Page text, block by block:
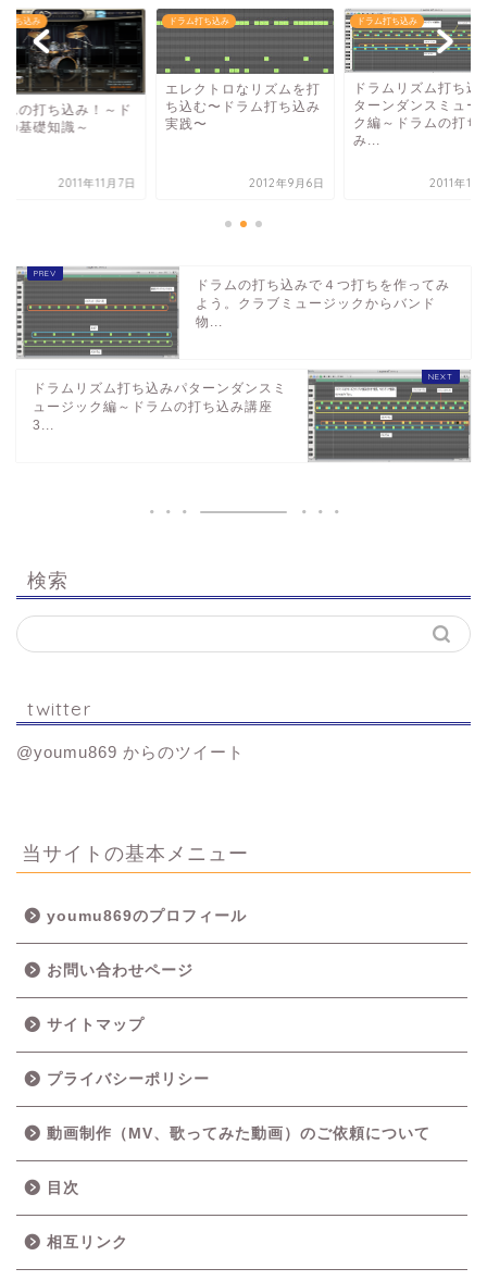
打ち込み
クトロなリズムを打
む〜ドラム打ち込み
〜
2012年9月6日
ドラム打ち込み
ドラムリズム打ち込みパ
ターンダンスミュージッ
ク編～ドラムの打ち込
2011年11月14日
ドラム打ち込み
ドラムの打ち込み！
ラムの基礎知識～
2011年11
ドラムの打ち込みで４つ打ちを作ってみ
よう。クラブミュージックからバンド
物...
ドラムリズム打ち込みパターンダンスミ
ュージック編～ドラムの打ち込み講座
3...
検索
twitter
@youmu869 からのツイート
当サイトの基本メニュー
youmu869のプロフィール
お問い合わせページ
サイトマップ
プライバシーポリシー
動画制作（MV、歌ってみた動画）のご依頼について
目次
相互リンク